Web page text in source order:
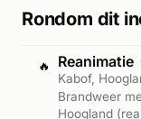
Rondom dit
🔥 Reanimatie
Kabof,
Brandweer
Hoogland